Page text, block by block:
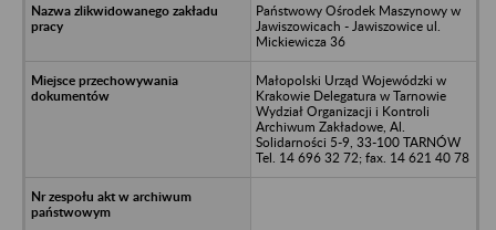
Państwowy Ośrodek Maszynowy w
Jawiszowicach - Jawiszowice ul.
Mickiewicza 36
Małopolski Urząd Wojewódzki w
Krakowie Delegatura w Tarnowie
Wydział Organizacji i Kontroli
Archiwum Zakładowe, Al.
Solidarności 5-9, 33-100 TARNÓW
Tel. 14 696 32 72; fax. 14 621 40 78